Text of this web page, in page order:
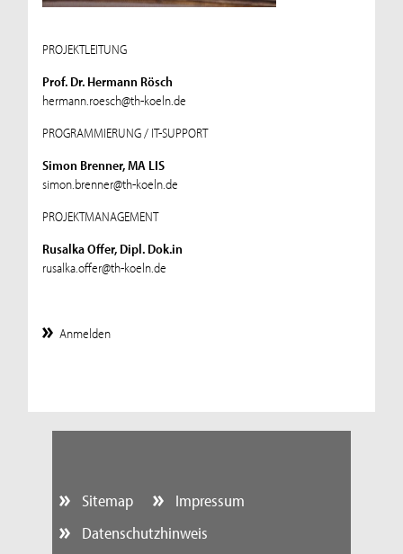
PROJEKTLEITUNG
Prof. Dr. Hermann Rösch
hermann.roesch@th-koeln.de
PROGRAMMIERUNG / IT-SUPPORT
Simon Brenner, MA LIS
simon.brenner@th-koeln.de
PROJEKTMANAGEMENT
Rusalka Offer, Dipl. Dok.in
rusalka.offer@th-koeln.de
Anmelden
Sitemap
Impressum
Datenschutzhinweis